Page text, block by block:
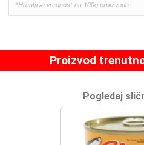
*Hranljiva vrednost na 100g proizvoda
Proizvod
Pogledaj